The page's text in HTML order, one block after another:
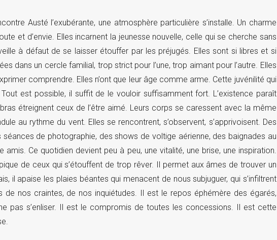
Austé l’exubérante, une atmosphère particulière s’installe. Un charme
et d’envie. Elles incarnent la jeunesse nouvelle, celle qui se cherche sans
à défaut de se laisser étouffer par les préjugés. Elles sont si libres et si
dans un cercle familial, trop strict pour l’une, trop aimant pour l’autre. Elles
comprendre. Elles n’ont que leur âge comme arme. Cette juvénilité qui
est possible, il suffit de le vouloir suffisamment fort. L’existence paraît
étreignent ceux de l’être aimé. Leurs corps se caressent avec la même
au rythme du vent. Elles se rencontrent, s’observent, s’apprivoisent. Des
séances de photographie, des shows de voltige aérienne, des baignades au
Ce quotidien devient peu à peu, une vitalité, une brise, une inspiration.
de ceux qui s’étouffent de trop rêver. Il permet aux âmes de trouver un
il apaise les plaies béantes qui menacent de nous subjuguer, qui s’infiltrent
de nos craintes, de nos inquiétudes. Il est le repos éphémère des égarés,
pas s’enliser. Il est le compromis de toutes les concessions. Il est cette